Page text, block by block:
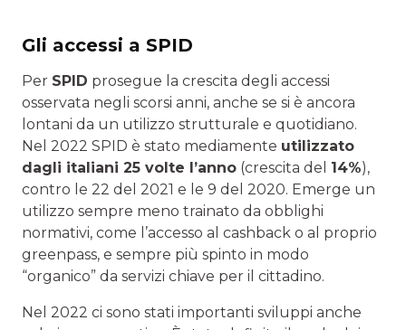
Gli accessi a SPID
Per SPID prosegue la crescita degli accessi
osservata negli scorsi anni, anche se si è ancora
lontani da un utilizzo strutturale e quotidiano.
Nel 2022 SPID è stato mediamente utilizzato
dagli italiani 25 volte l’anno (crescita del 14%),
contro le 22 del 2021 e le 9 del 2020. Emerge un
utilizzo sempre meno trainato da obblighi
normativi, come l’accesso al cashback o al proprio
greenpass, e sempre più spinto in modo
“organico” da servizi chiave per il cittadino.
Nel 2022 ci sono stati importanti sviluppi anche